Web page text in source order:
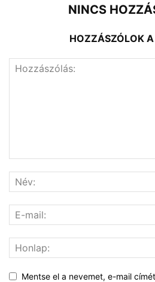
NINCS
HOZZÁSZÓLOK
Mentse el a nevemet, e-mail